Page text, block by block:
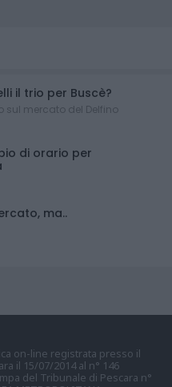
il trio per Buscè?
sul mercato del Delfino
di orario per
ma..
on-line registrata presso il
il 15/07/2014 al n° 146
del Tribunale di Pescara n°